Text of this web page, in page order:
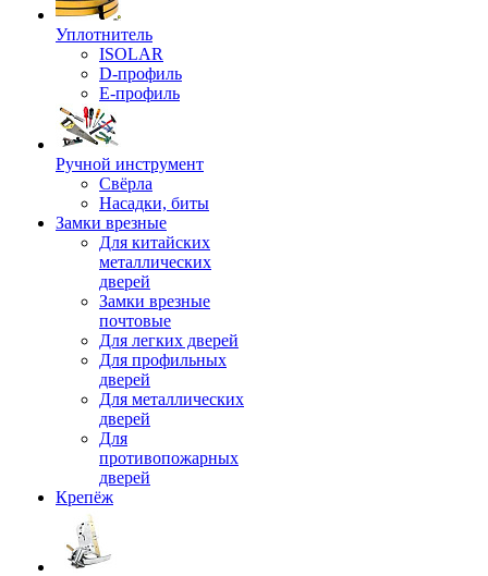
Уплотнитель
ISOLAR
D-профиль
Е-профиль
Ручной инструмент
Свёрла
Насадки, биты
Замки врезные
Для китайских
металлических
дверей
Замки врезные
почтовые
Для легких дверей
Для профильных
дверей
Для металлических
дверей
Для
противопожарных
дверей
Крепёж